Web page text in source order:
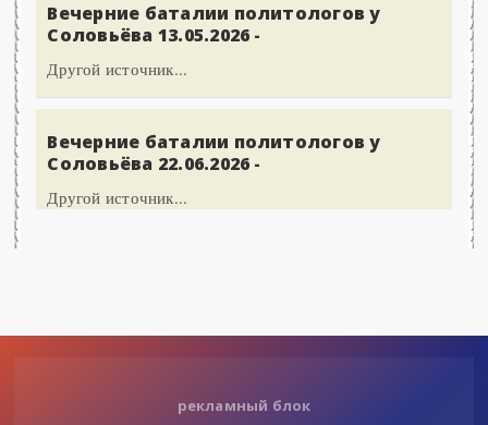
Вечерние баталии политологов у
Соловьёва 13.05.2026 -
Другой источник...
Вечерние баталии политологов у
Соловьёва 22.06.2026 -
Другой источник...
рекламный блок